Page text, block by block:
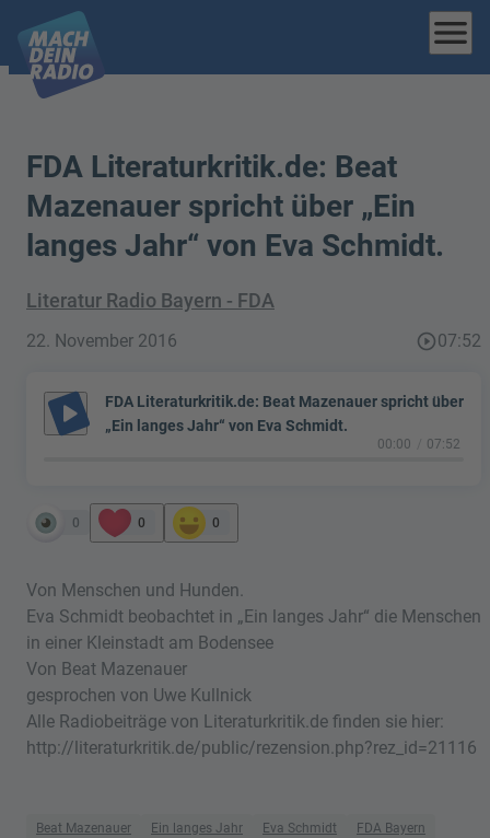
menu
FDA Literaturkritik.de: Beat
Mazenauer spricht über „Ein
langes Jahr“ von Eva Schmidt.
Literatur Radio Bayern - FDA
22. November 2016 play_circle_outline07:52
play_arrow
FDA Literaturkritik.de: Beat Mazenauer spricht über
„Ein langes Jahr“ von Eva Schmidt.
00:00 07:52
0 0 0
Von Menschen und Hunden.
Eva Schmidt beobachtet in „Ein langes Jahr“ die Menschen
in einer Kleinstadt am Bodensee
Von Beat Mazenauer
gesprochen von Uwe Kullnick
Alle Radiobeiträge von Literaturkritik.de finden sie hier:
http://literaturkritik.de/public/rezension.php?rez_id=21116
Beat Mazenauer Ein langes Jahr Eva Schmidt
FDA Bayern